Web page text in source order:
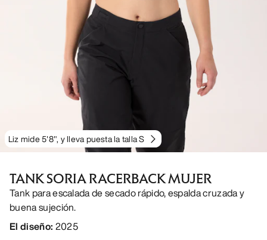
Liz mide 5'8", y lleva puesta la talla S
TANK SORIA RACERBACK MUJER
Tank para escalada de secado rápido, espalda cruzada y
buena sujeción.
El diseño: 2025